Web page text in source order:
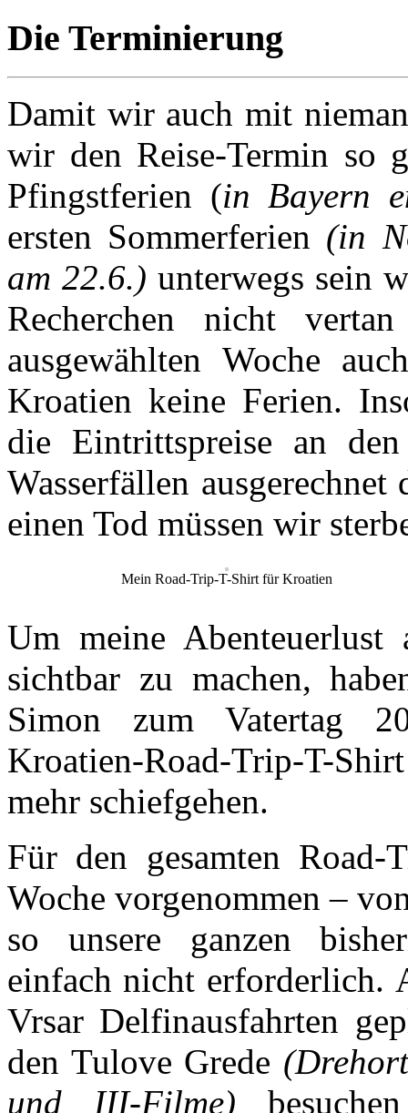
Die Terminierung
Damit wir auch mit
wir den Reise-Termin so
Pfingstferien (in Bayern
ersten Sommerferien (in
am 22.6.) unterwegs sein
Recherchen nicht
ausgewählten Woche
Kroatien keine Ferien.
die Eintrittspreise an
Wasserfällen
einen Tod müssen wir
Mein Road-Trip-T-Shirt für Kroatien
Um meine
sichtbar zu machen,
Simon zum Vatertag
Kroatien-Road-Trip-T-
mehr schiefgehen.
Für den gesamten
Woche vorgenommen –
so unsere ganzen
einfach nicht erforderlich.
Vrsar Delfinausfahrten
den Tulove Grede
und III-Filme)